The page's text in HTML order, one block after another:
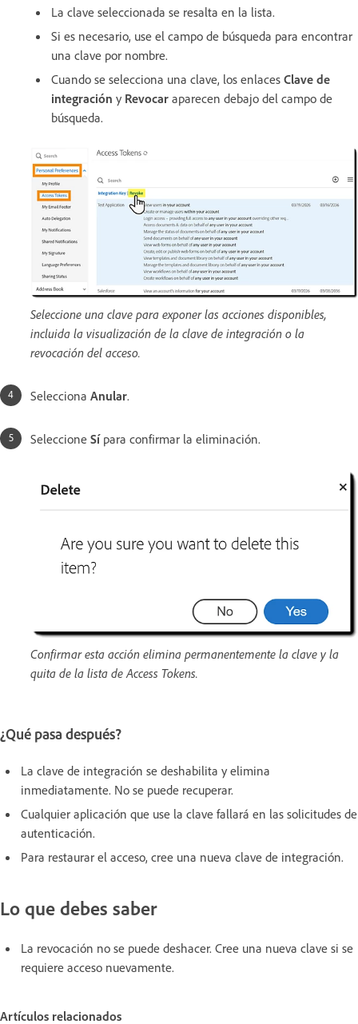
La clave seleccionada se resalta en la lista.
Si es necesario, use el campo de búsqueda para encontrar
una clave por nombre.
Cuando se selecciona una clave, los enlaces Clave de
integración y Revocar aparecen debajo del campo de
búsqueda.
Seleccione una clave para exponer las acciones disponibles,
incluida la visualización de la clave de integración o la
revocación del acceso.
Selecciona Anular.
Seleccione Sípara confirmar la eliminación.
Confirmar esta acción elimina permanentemente la clave y la
quita de la lista de Access Tokens.
¿Qué pasa después?
La clave de integración se deshabilita y elimina
inmediatamente. No se puede recuperar.
Cualquier aplicación que use la clave fallará en las solicitudes de
autenticación.
Para restaurar el acceso, cree una nueva clave de integración.
Lo que debes saber
La revocación no se puede deshacer. Cree una nueva clave si se
requiere acceso nuevamente.
Artículos relacionados